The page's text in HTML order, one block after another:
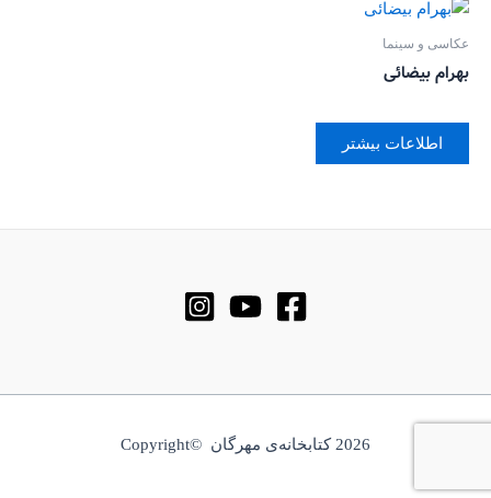
عکاسی و سینما
بهرام بیضائی
اطلاعات بیشتر
2026 کتابخانه‌ی مهرگان ©Copyright